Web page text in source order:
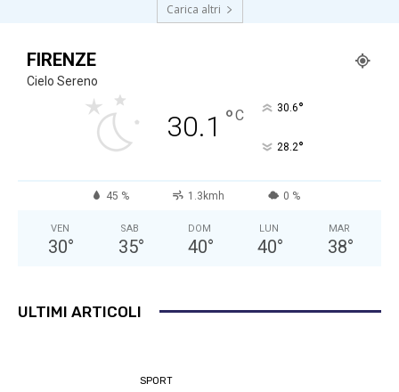
Carica altri
FIRENZE
Cielo Sereno
30.1 °C 30.6°
28.2°
45 % 1.3kmh 0 %
VEN
30°
SAB
35°
DOM
40°
LUN
40°
MAR
38°
ULTIMI ARTICOLI
SPORT